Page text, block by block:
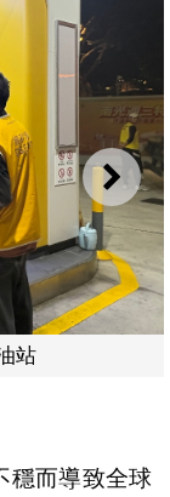
下一
站
穩而導致全球